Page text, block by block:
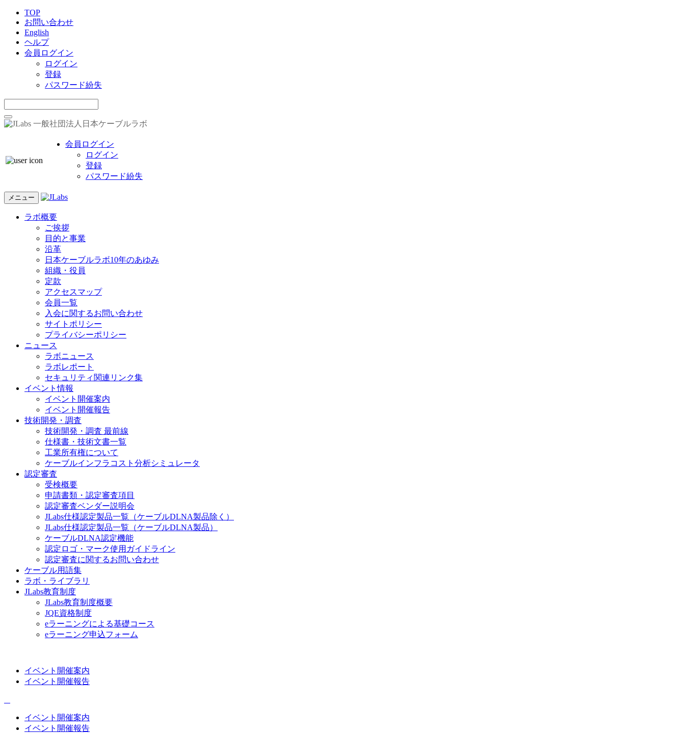
TOP
お問い合わせ
English
ヘルプ
会員ログイン
ログイン
登録
パスワード紛失
一般社団法人日本ケーブルラボ
会員ログイン
ログイン
登録
パスワード紛失
メニュー
ラボ概要
ご挨拶
目的と事業
沿革
日本ケーブルラボ10年のあゆみ
組織・役員
定款
アクセスマップ
会員一覧
入会に関するお問い合わせ
サイトポリシー
プライバシーポリシー
ニュース
ラボニュース
ラボレポート
セキュリティ関連リンク集
イベント情報
イベント開催案内
イベント開催報告
技術開発・調査
技術開発・調査 最前線
仕様書・技術文書一覧
工業所有権について
ケーブルインフラコスト分析シミュレータ
認定審査
受検概要
申請書類・認定審査項目
認定審査ベンダー説明会
JLabs仕様認定製品一覧（ケーブルDLNA製品除く）
JLabs仕様認定製品一覧（ケーブルDLNA製品）
ケーブルDLNA認定機能
認定ロゴ・マーク使用ガイドライン
認定審査に関するお問い合わせ
ケーブル用語集
ラボ・ライブラリ
JLabs教育制度
JLabs教育制度概要
JQE資格制度
eラーニングによる基礎コース
eラーニング申込フォーム
イベント開催案内
イベント開催報告
イベント開催案内
イベント開催報告